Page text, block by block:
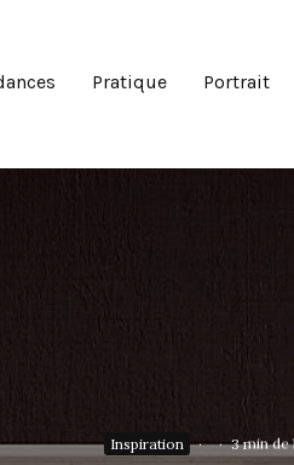
Pratique Portrait
Inspiration · · 3 min